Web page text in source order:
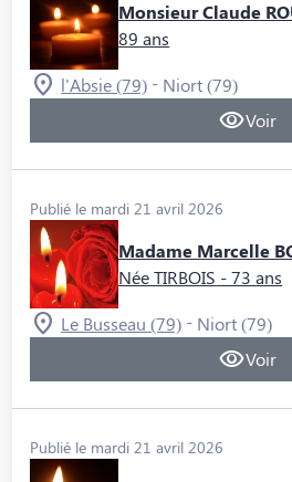
Monsieur Claude
89 ans
l'Absie (79) - Niort (79)
Voir
Publié le mardi 21 avril 2026
Madame Marcelle
Née TIRBOIS - 73 ans
Le Busseau (79) - Niort (79)
Voir
Publié le mardi 21 avril 2026